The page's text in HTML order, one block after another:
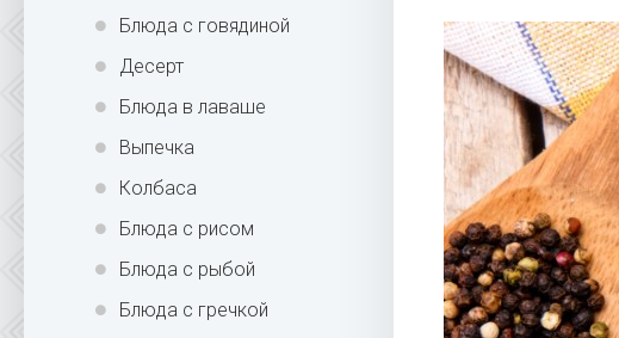
Блюда с говядиной
Десерт
Блюда в лаваше
Выпечка
Колбаса
Блюда с рисом
Блюда с рыбой
Блюда с гречкой